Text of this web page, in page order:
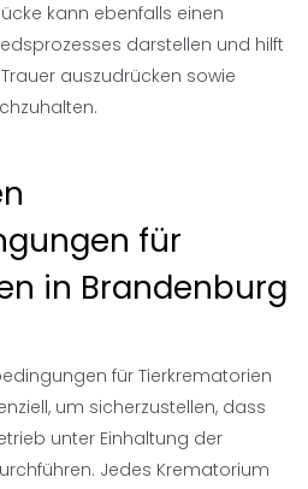
kann ebenfalls einen
darstellen und hilft
auszudrücken sowie
für
in Brandenburg
für Tierkrematorien
um sicherzustellen, dass
unter Einhaltung der
Jedes Krematorium